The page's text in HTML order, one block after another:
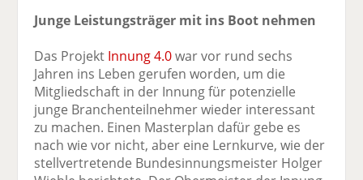
Junge Leistungsträger mit ins Boot nehmen
Das Projekt Innung 4.0war vor rund sechs
Jahren ins Leben gerufen worden, um die
Mitgliedschaft in der Innung für potenzielle
junge Branchenteilnehmer wieder interessant
zu machen. Einen Masterplan dafür gebe es
nach wie vor nicht, aber eine Lernkurve, wie der
stellvertretende Bundesinnungsmeister Holger